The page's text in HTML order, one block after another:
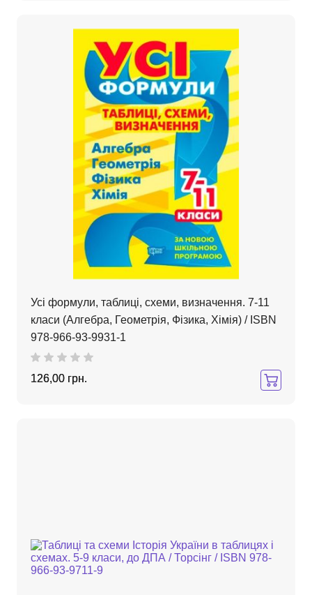
Усі формули, таблиці, схеми, визначення. 7-11
класи (Алгебра, Геометрія, Фізика, Хімія) / ISBN
978-966-93-9931-1
126,00 грн.